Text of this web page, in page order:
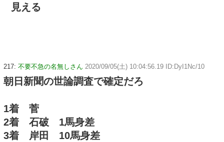
見える
217: 不要不急の名無しさん 2020/09/05(土) 10:04:56.19 ID:DyI1Nc/10
朝日新聞の世論調査で確定だろ
1着 菅
2着 石破 1馬身差
3着 岸田 10馬身差